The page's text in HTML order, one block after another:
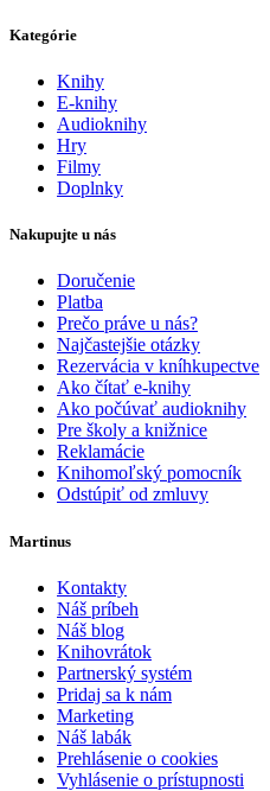
Kategórie
Knihy
E-knihy
Audioknihy
Hry
Filmy
Doplnky
Nakupujte u nás
Doručenie
Platba
Prečo práve u nás?
Najčastejšie otázky
Rezervácia v kníhkupectve
Ako čítať e-knihy
Ako počúvať audioknihy
Pre školy a knižnice
Reklamácie
Knihomoľský pomocník
Odstúpiť od zmluvy
Martinus
Kontakty
Náš príbeh
Náš blog
Knihovrátok
Partnerský systém
Pridaj sa k nám
Marketing
Náš labák
Prehlásenie o cookies
Vyhlásenie o prístupnosti